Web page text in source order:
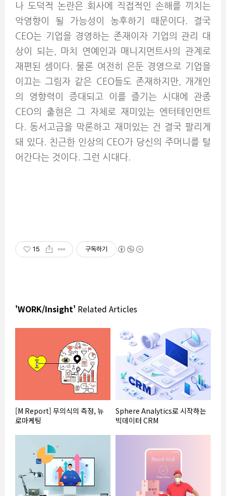
나 도덕적 논란은 회사에 직접적인 손해를 끼치는
악영향이 될 가능성이 농후하기 때문이다. 결국
CEO는 기업을 경영하는 존재이자 기업의 관리 대
상이 되는, 마치 연예인과 매니지먼트사의 관계로
재편된 셈이다. 물론 여전히 은둔 경영으로 기업을
이끄는 그림자 같은 CEO들도 존재하지만, 개개인
의 영향력이 증대되고 이를 즐기는 시대에 관종
CEO의 출현은 그 자체로 재미있는 엔터테인먼트
다. 동서고금을 막론하고 재미있는 건 결국 팔리게
돼 있다. 친근한 인상의 CEO가 당신의 주머니를 털
어간다는 것이다. 그런 시대다.
15 구독하기
'WORK/Insight' Related Articles
[M Report] 무의식의 측정, 뉴
로마케팅
Sphere Analytics로 시작하는
빅데이터 CRM